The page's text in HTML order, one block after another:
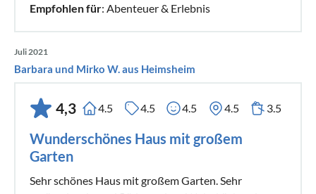
Empfohlen für: Abenteuer & Erlebnis
Juli 2021
Barbara und Mirko W. aus Heimsheim
4,3 4.5 4.5 4.5 4.5 3.5
Wunderschönes Haus mit großem
Garten
Sehr schönes Haus mit großem Garten. Sehr